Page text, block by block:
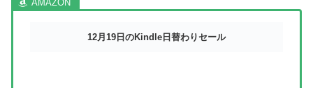
12月19日のKindle日替わりセール